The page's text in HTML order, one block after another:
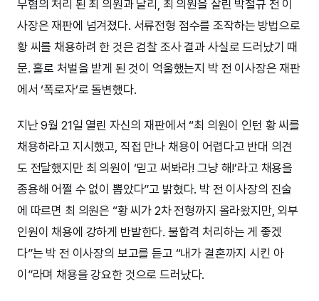
무혐의 처리 된 최 의원과 달리, 최 의원을 살린 박철규 전 이
사장은 재판에 넘겨졌다. 서류전형 점수를 조작하는 방법으로
황 씨를 채용하려 한 것은 검찰 조사 결과 사실로 드러났기 때
문. 홀로 처벌을 받게 된 것이 억울했는지 박 전 이사장은 재판
에서 ‘폭로자’로 돌변했다.
지난 9월 21일 열린 자신의 재판에서 “최 의원이 인턴 황 씨를
채용하라고 지시했고, 직접 만나 채용이 어렵다고 반대 의견
도 전달했지만 최 의원이 ‘믿고 써봐라! 그냥 해!’라고 채용을
종용해 어쩔 수 없이 뽑았다”고 밝혔다. 박 전 이사장의 진술
에 따르면 최 의원은 “황 씨가 2차 전형까지 올라왔지만, 외부
인원이 채용에 강하게 반발한다. 불합격 처리하는 게 좋겠
다”는 박 전 이사장의 보고를 듣고 “내가 결혼까지 시킨 아
이”라며 채용을 강요한 것으로 드러났다.